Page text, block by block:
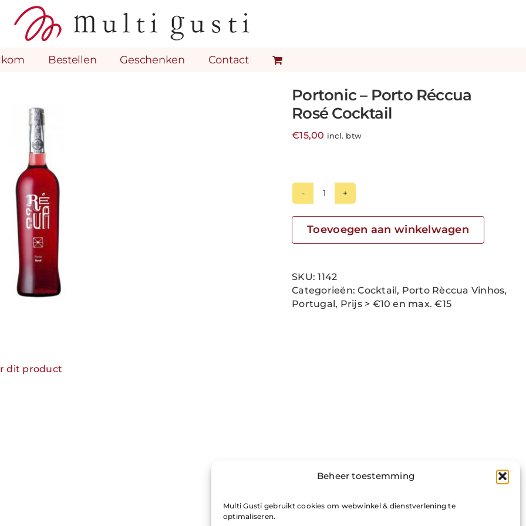
Beheer toestemming
Multi Gusti gebruikt cookies om webwinkel & dienstverlening te
optimaliseren.
Bestellen Geschenken Contact
Portonic – Porto Réccua
Rosé Cocktail
€15,00 incl. btw
Portonic
Porto
aantal
Toevoegen aan winkelwagen
SKU:1142
Categorieën:Cocktail, Porto Rèccua Vinhos,
Portugal, Prijs > €10 en max. €15
dit product